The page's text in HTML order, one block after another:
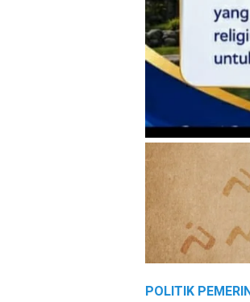
POLITIK